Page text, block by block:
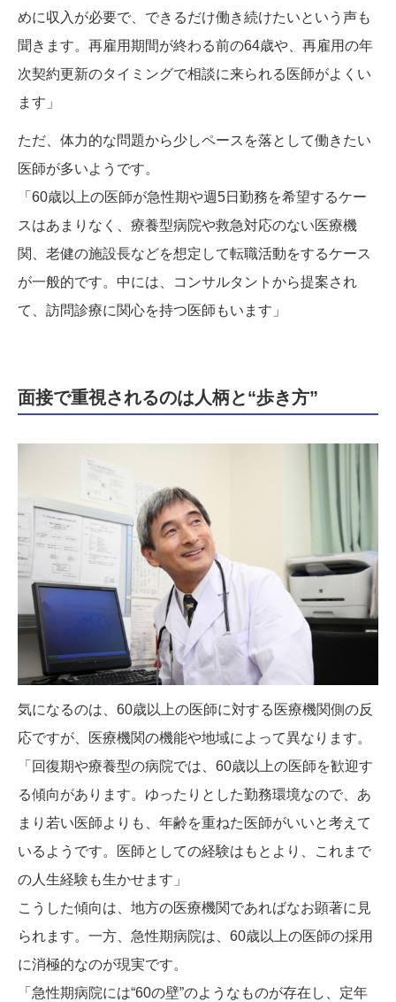
めに収入が必要で、できるだけ働き続けたいという声も
聞きます。再雇用期間が終わる前の64歳や、再雇用の年
次契約更新のタイミングで相談に来られる医師がよくい
ます」
ただ、体力的な問題から少しペースを落として働きたい
医師が多いようです。
「60歳以上の医師が急性期や週5日勤務を希望するケー
スはあまりなく、療養型病院や救急対応のない医療機
関、老健の施設長などを想定して転職活動をするケース
が一般的です。中には、コンサルタントから提案され
て、訪問診療に関心を持つ医師もいます」
面接で重視されるのは人柄と“歩き方”
気になるのは、60歳以上の医師に対する医療機関側の反
応ですが、医療機関の機能や地域によって異なります。
「回復期や療養型の病院では、60歳以上の医師を歓迎す
る傾向があります。ゆったりとした勤務環境なので、あ
まり若い医師よりも、年齢を重ねた医師がいいと考えて
いるようです。医師としての経験はもとより、これまで
の人生経験も生かせます」
こうした傾向は、地方の医療機関であればなお顕著に見
られます。一方、急性期病院は、60歳以上の医師の採用
に消極的なのが現実です。
「急性期病院には“60の壁”のようなものが存在し、定年